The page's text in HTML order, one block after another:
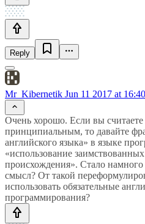
Reply
Mr_Kibernetik Jun 11 2017 at 16:40
Очень хорошо. Если вы считаете
принципиальным, то давайте
английского языка» в языке
«использование
происхождения». Стало намного
смысл? От такой
использовать обязательные
программирования?